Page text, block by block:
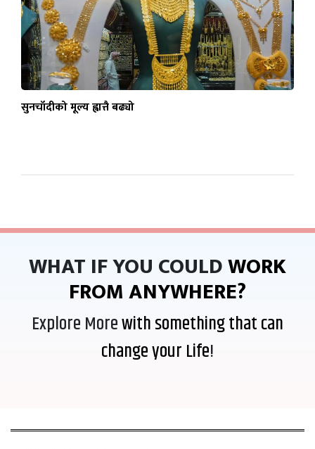
सुनचाँदीको मूल्य ह्वात्तै बढ्यो
WHAT IF YOU COULDWORK
FROM ANYWHERE?
Explore Morewith something that can
change your Life!